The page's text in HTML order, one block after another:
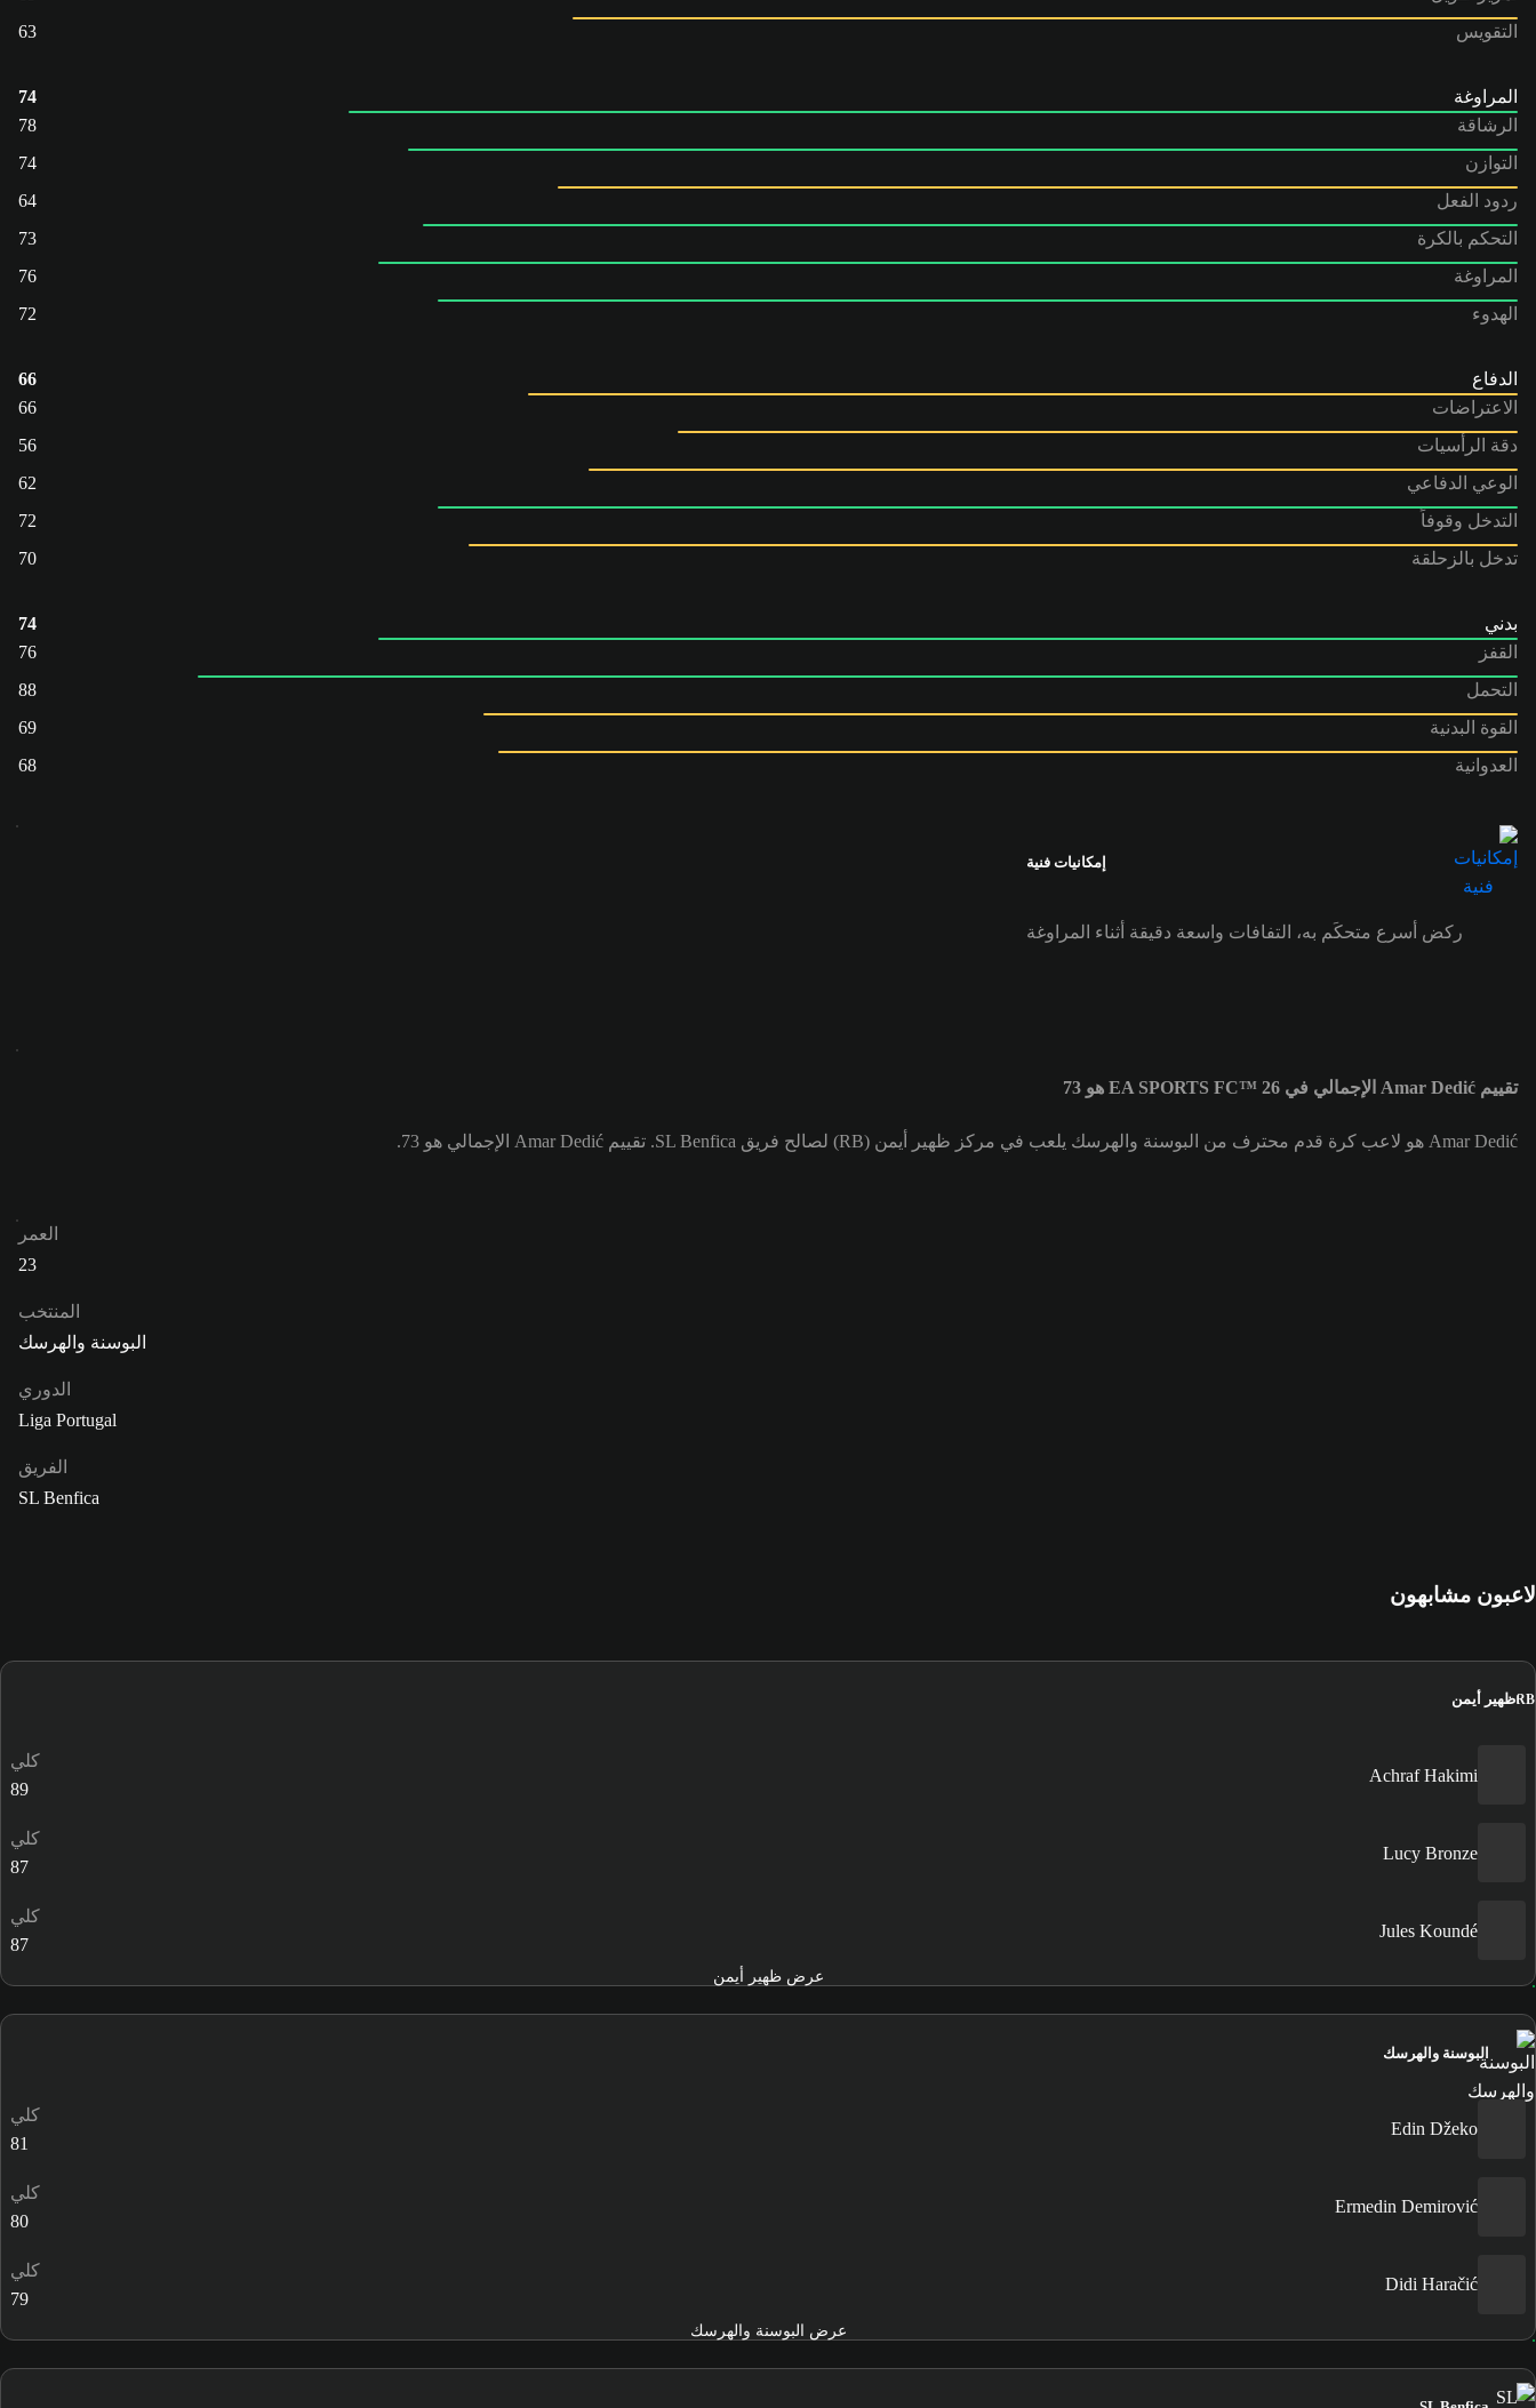
التقويس
63
المراوغة
74
الرشاقة
78
التوازن
74
ردود الفعل
64
التحكم بالكرة
73
المراوغة
76
الهدوء
72
الدفاع
66
الاعتراضات
66
دقة الرأسيات
56
الوعي الدفاعي
62
التدخل وقوفاً
72
تدخل بالزحلقة
70
بدني
74
القفز
76
التحمل
88
القوة البدنية
69
العدوانية
68
إمكانيات فنية
ركض أسرع متحكَم به، التفافات واسعة دقيقة أثناء المراوغة
تقييم Amar Dedić الإجمالي في EA SPORTS FC™ 26 هو 73
Amar Dedić هو لاعب كرة قدم محترف من البوسنة والهرسك يلعب في مركز ظهير أيمن (RB) لصالح فريق SL Benfica. تقييم Amar Dedić الإجمالي هو 73.
العمر
23
المنتخب
البوسنة والهرسك
الدوري
Liga Portugal
الفريق
SL Benfica
لاعبون مشابهون
RBظهير أيمن
Achraf Hakimi
كلي
89
Lucy Bronze
كلي
87
Jules Koundé
كلي
87
عرض ظهير أيمن
البوسنة والهرسك
Edin Džeko
كلي
81
Ermedin Demirović
كلي
80
Didi Haračić
كلي
79
عرض البوسنة والهرسك